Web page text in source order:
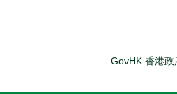
GovHK 香港政